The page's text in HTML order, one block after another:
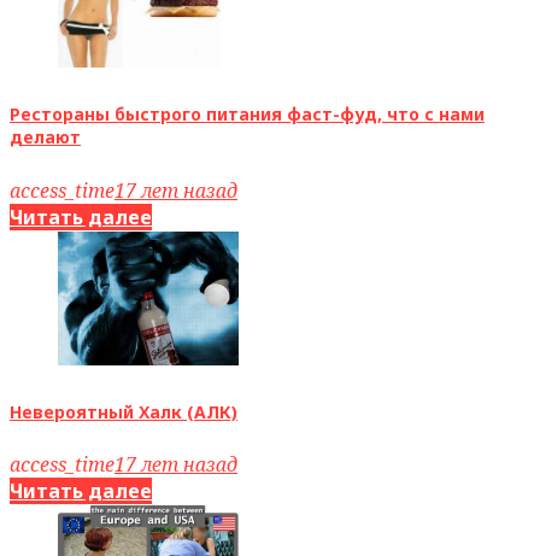
Рестораны быстрого питания фаст-фуд, что с нами
делают
access_time17 лет назад
Читать далее
Невероятный Халк (АЛК)
access_time17 лет назад
Читать далее